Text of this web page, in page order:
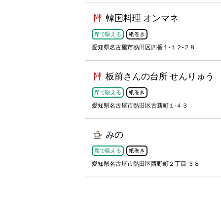
韓国料理 オンマネ
席で吸える 紙巻き
愛知県名古屋市熱田区四番１-１２-２８
板前さんの台所 せんりゅう
席で吸える 紙巻き
愛知県名古屋市熱田区古新町１-４３
みの
席で吸える 紙巻き
愛知県名古屋市熱田区西野町２丁目-３８